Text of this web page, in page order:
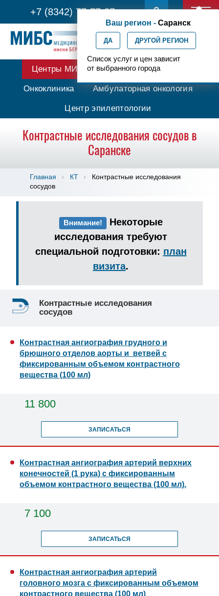
+7 (8342) 77-77-37
Ваш регион - Саранск
ДА ДРУГОЙ РЕГИОН
Список услуг и цен зависит
от выбранного города
Центры МИБС Протонная терапия
Онкоклиника Амбулаторная онкология
Центр эпилептологии
Контрастные исследования сосудов в
Саранске
Главная КТ
Контрастные исследования
сосудов
Внимание! Некоторые
исследования требуют
специальной подготовки: план
визита.
Контрастные исследования
сосудов
Контрастная ангиография грудного и
брюшного отделов аорты и ветвей с
фиксированным объемом контрастного
вещества (100 мл)
11 800
ЗАПИСАТЬСЯ
Контрастная ангиография артерий верхних
конечностей (1 рука) с фиксированным
объемом контрастного вещества (100 мл).
7 100
ЗАПИСАТЬСЯ
Контрастная ангиография артерий
головного мозга с фиксированным объемом
контрастного вещества (100 мл)